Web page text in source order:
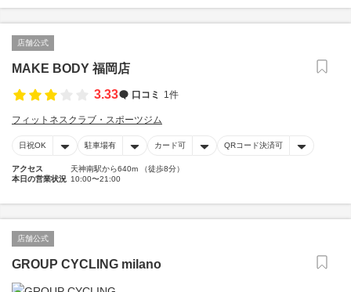
店舗公式
MAKE BODY 福岡店
3.33
口コミ 1件
フィットネスクラブ・スポーツジム
日祝OK 駐車場有 カード可 QRコード決済可
アクセス
天神南駅から640m （徒歩8分）
本日の営業状況 10:00〜21:00
店舗公式
GROUP CYCLING milano